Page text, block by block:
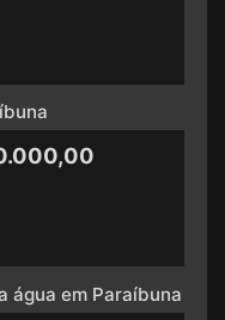
água em Paraíbuna